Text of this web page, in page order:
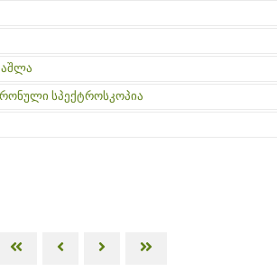
სპექტროსკოპია